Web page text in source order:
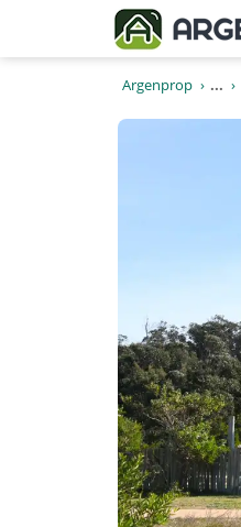
Argenprop ...